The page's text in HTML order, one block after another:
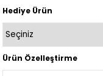
Hediye Ürün
Ürün Özelleştirme